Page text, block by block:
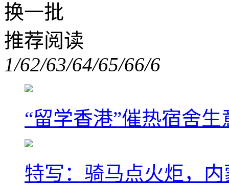
换一批
推荐阅读
1/62/63/64/65/66/6
“留学香港”催热宿舍
特写：骑马点火炬，